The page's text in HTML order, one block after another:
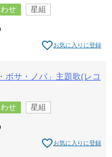
せ 星組
お気に入りに登録
ボサ・ノバ」主題歌(レコ
せ 星組
お気に入りに登録